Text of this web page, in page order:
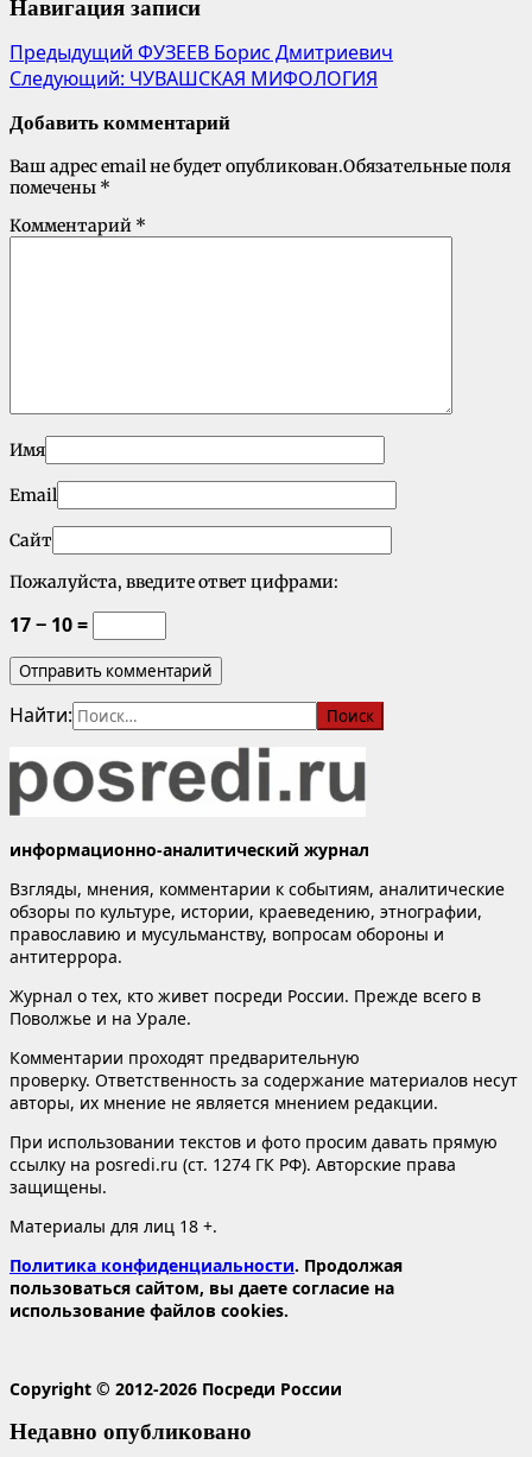
Навигация записи
Предыдущий ФУЗЕЕВ Борис Дмитриевич
Следующий: ЧУВАШСКАЯ МИФОЛОГИЯ
Добавить комментарий
Ваш адрес email не будет опубликован.Обязательные поля
помечены *
Комментарий *
Имя
Email
Сайт
Пожалуйста, введите ответ цифрами:
17 − 10 =
Найти:
информационно-аналитический журнал
Взгляды, мнения, комментарии к событиям, аналитические
обзоры по культуре, истории, краеведению, этнографии,
православию и мусульманству, вопросам обороны и
антитеррора.
Журнал о тех, кто живет посреди России. Прежде всего в
Поволжье и на Урале.
Комментарии проходят предварительную
проверку. Ответственность за содержание материалов несут
авторы, их мнение не является мнением редакции.
При использовании текстов и фото просим давать прямую
ссылку на posredi.ru (ст. 1274 ГК РФ). Авторские права
защищены.
Материалы для лиц 18 +.
Политика конфиденциальности. Продолжая
пользоваться сайтом, вы даете согласие на
использование файлов cookies.
Copyright © 2012-2026 Посреди России
Недавно опубликовано